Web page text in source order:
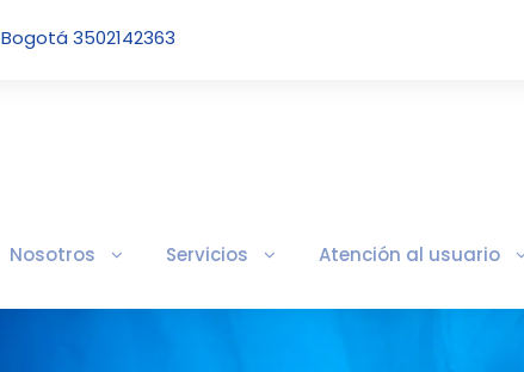
Bogotá 3502142363
Nosotros Servicios Atención al usuario